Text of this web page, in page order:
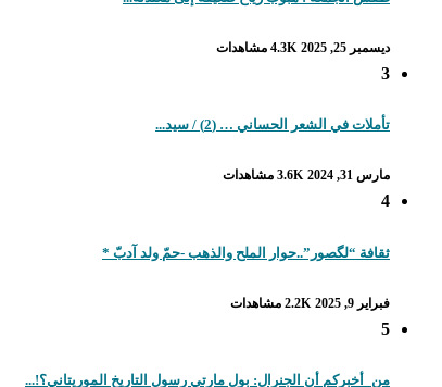
ديسمبر 25, 2025 4.3K مشاهدات
3
تأملات في الشعر الحساني … (2) / سيد...
مارس 31, 2024 3.6K مشاهدات
4
ثقافة “لگصور”..حوار الملح والذهب -حمّ ولد آدبّ *
فبراير 9, 2025 2.2K مشاهدات
5
من_أخبركم أن الجنرال: بول مارتي رسول التاريخ الموريتاني؟!...